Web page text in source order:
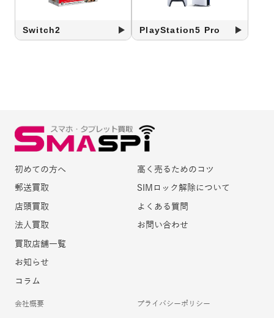
Switch2 PlayStation5 Pro
初めての方へ
郵送買取
店頭買取
法人買取
買取店舗一覧
お知らせ
コラム
高く売るためのコツ
SIMロック解除について
よくある質問
お問い合わせ
会社概要 プライバシーポリシー